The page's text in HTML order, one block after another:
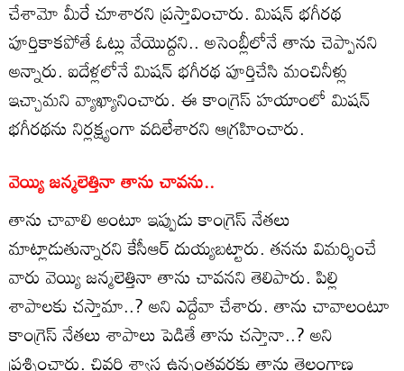
చేశామో మీరే చూశారని ప్రస్తావించారు. మిషన్‌ భగీరథ
పూర్తికాకపోతే ఓట్లు వేయొద్దని.. అసెంబ్లీలోనే తాను చెప్పానని
అన్నారు. ఐదేళ్లలోనే మిషన్‌ భగీరథ పూర్తిచేసి మంచినీళ్లు
ఇచ్చామని వ్యాఖ్యానించారు. ఈ కాంగ్రెస్ హయాంలో మిషన్‌
భగీరథను నిర్లక్ష్యంగా వదిలేశారని ఆగ్రహించారు.
వెయ్యి జన్మలెత్తినా తాను చావను..
తాను చావాలి అంటూ ఇప్పుడు కాంగ్రెస్ నేతలు
మాట్లాడుతున్నారని కేసీఆర్ దుయ్యబట్టారు. తనను విమర్శించే
వారు వెయ్యి జన్మలెత్తినా తాను చావనని తెలిపారు. పిల్లి
శాపాలకు చస్తామా..? అని ఎద్దేవా చేశారు. తాను చావాలంటూ
కాంగ్రెస్ నేతలు శాపాలు పెడితే తాను చస్తానా..? అని
ప్రశ్నించారు. చివరి శ్వాస ఉన్నంతవరకు తాను తెలంగాణ